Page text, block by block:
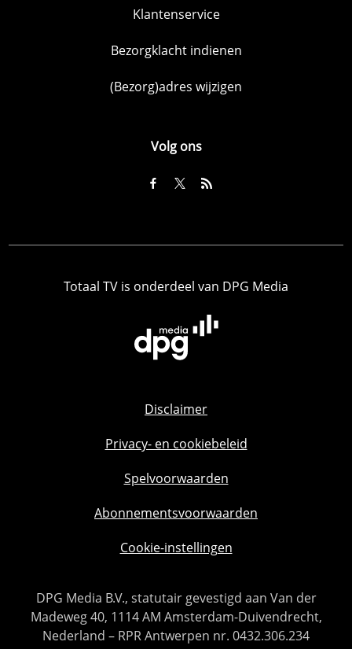
Klantenservice
Bezorgklacht indienen
(Bezorg)adres wijzigen
Volg ons
Totaal TV is onderdeel van DPG Media
Disclaimer
Privacy- en cookiebeleid
Spelvoorwaarden
Abonnementsvoorwaarden
Cookie-instellingen
DPG Media B.V., statutair gevestigd aan Van der
Madeweg 40, 1114 AM Amsterdam-Duivendrecht,
Nederland – RPR Antwerpen nr. 0432.306.234